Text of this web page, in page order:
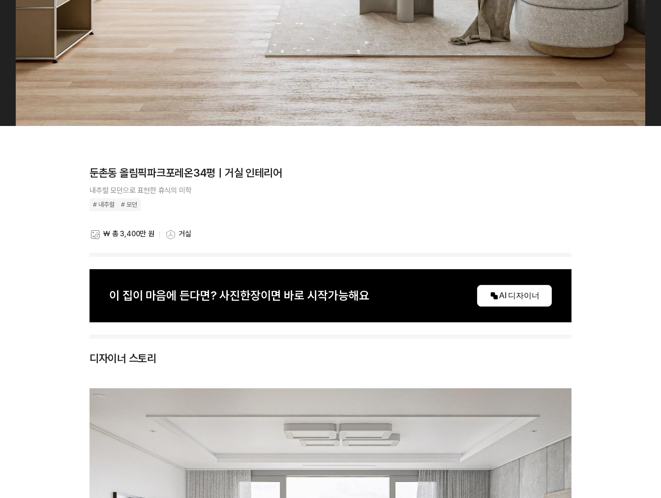
둔촌동 올림픽파크포레온34평ㅣ거실 인테리어
내추럴 모던으로 표현한 휴식의 미학
# 내추럴 # 모던
스타일링 비용
₩ 총 3,400만 원
스타일링 공간
거실
이 집이 마음에 든다면? 사진한장이면 바로 시작가능해요 AI 디자이너
디자이너 스토리